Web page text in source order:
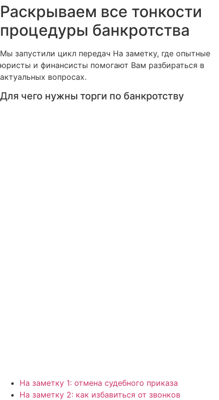
Раскрываем все тонкости
процедуры банкротства
Мы запустили цикл передач На заметку, где опытные
юристы и финансисты помогают Вам разбираться в
актуальных вопросах.
Для чего нужны торги по банкротству
На заметку 1: отмена судебного приказа
На заметку 2: как избавиться от звонков